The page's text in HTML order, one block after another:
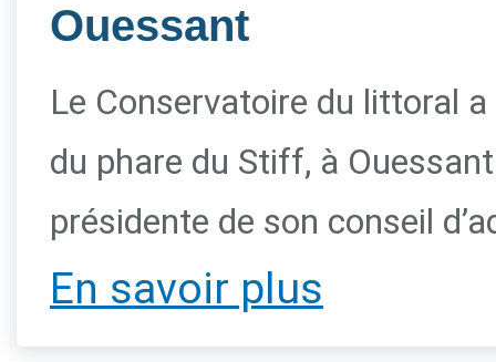
Ouessant
Le Conservatoire du littoral
du phare du Stiff, à
présidente de son conseil
En savoir plus